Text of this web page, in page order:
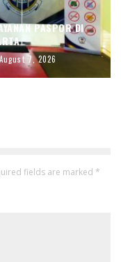
PASPOR DI
August 7, 2026
fields are marked *